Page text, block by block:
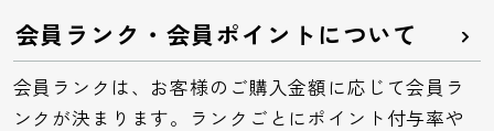
会員ランク・会員ポイントについて
会員ランクは、お客様のご購入金額に応じて会員ラ
ンクが決まります。ランクごとにポイント付与率や